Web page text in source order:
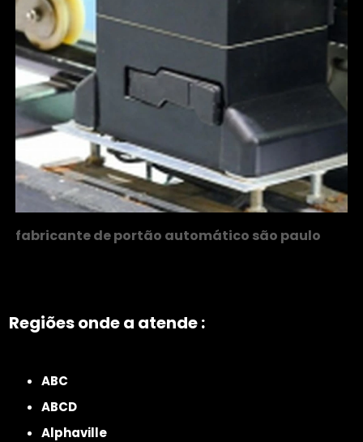
fabricante de portão automático são paulo
Regiões onde a atende :
ABC
ABCD
Alphaville